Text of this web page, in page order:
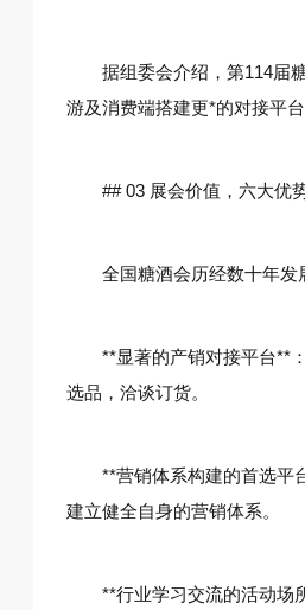
据组委会介绍，第114届
游及消费端搭建更*的对接平台
## 03 展会价值，六大优
全国糖酒会历经数十年发
**显著的产销对接平台**
选品，洽谈订货。
**营销体系构建的首选平
建立健全自身的营销体系。
**行业学习交流的活动场